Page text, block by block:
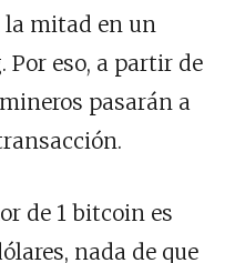
la mitad en un
eso, a partir de
pasarán a
de 1 bitcoin es
nada de que